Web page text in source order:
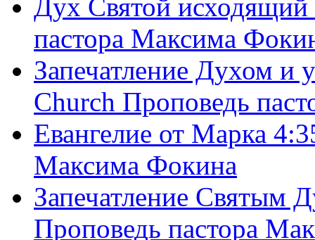
Дух Святой
пастора Максима
Запечатление Духом и
Church Проповедь
Евангелие от Марка
Максима Фокина
Запечатление Святым
Проповедь пастора